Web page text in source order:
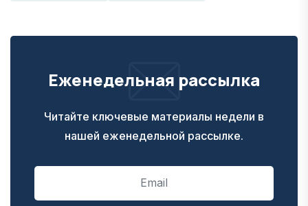
Еженедельная рассылка
Читайте ключевые материалы недели в
нашей еженедельной рассылке.